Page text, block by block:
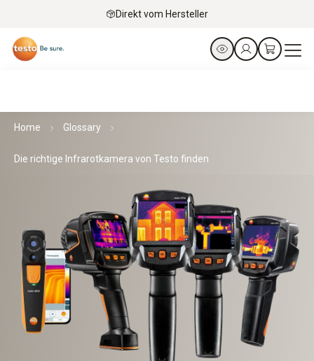
Direkt vom Hersteller
Home Glossary
Die richtige Infrarotkamera von Testo finden